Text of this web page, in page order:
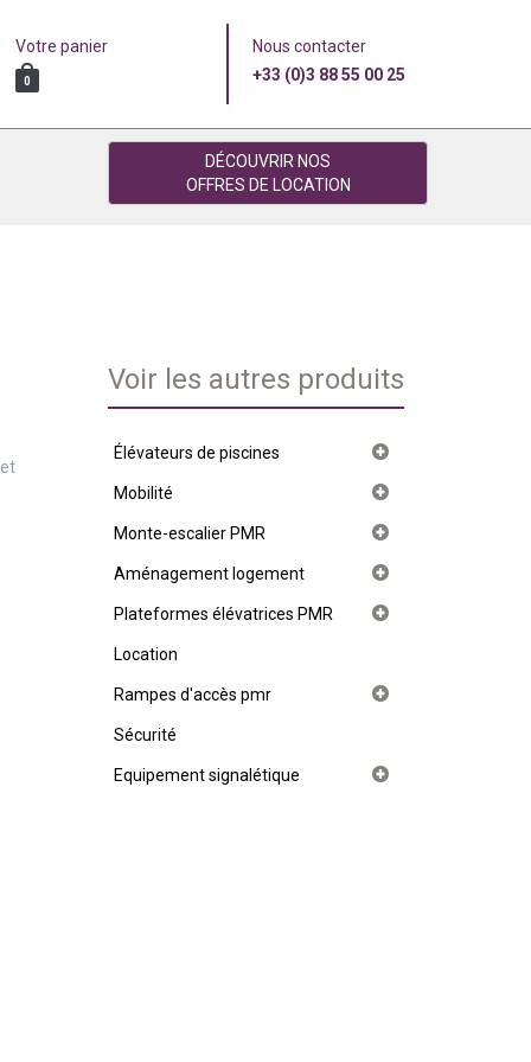
Votre panier
0
Nous contacter
+33 (0)3 88 55 00 25
DÉCOUVRIR NOS
OFFRES DE LOCATION
Voir les autres produits
Élévateurs de piscines
Mobilité
Monte-escalier PMR
Aménagement logement
Plateformes élévatrices PMR
Location
Rampes d'accès pmr
Sécurité
Equipement signalétique